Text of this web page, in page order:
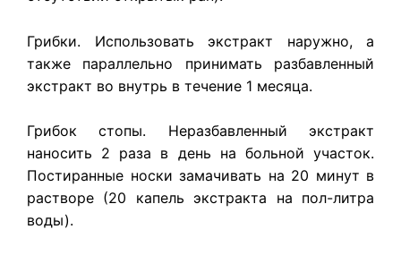
Грибки. Использовать экстракт наружно, а
также параллельно принимать разбавленный
экстракт во внутрь в течение 1 месяца.
Грибок стопы. Неразбавленный экстракт
наносить 2 раза в день на больной участок.
Постиранные носки замачивать на 20 минут в
растворе (20 капель экстракта на пол-литра
воды).